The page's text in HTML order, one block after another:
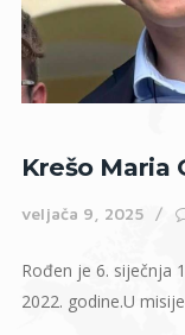
Krešo Maria
veljača 9, 2025
Rođen je 6. siječnja
2022. godine.U